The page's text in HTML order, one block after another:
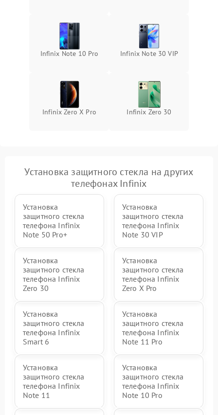
Infinix Note 10 Pro Infinix Note 30 VIP
Infinix Zero X Pro Infinix Zero 30
Установка защитного стекла на других
телефонах Infinix
Установка
защитного стекла
телефона Infinix
Note 50 Pro+
Установка
защитного стекла
телефона Infinix
Note 30 VIP
Установка
защитного стекла
телефона Infinix
Zero 30
Установка
защитного стекла
телефона Infinix
Zero X Pro
Установка
защитного стекла
телефона Infinix
Smart 6
Установка
защитного стекла
телефона Infinix
Note 11 Pro
Установка
защитного стекла
телефона Infinix
Note 11
Установка
защитного стекла
телефона Infinix
Note 10 Pro